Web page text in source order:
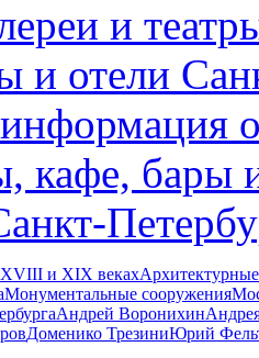
и
и отели
кафе, бары
XVIII и XIX веках
Монументальные сооружения
Андрей Воронихин
Доменико ТрезиниЮрий